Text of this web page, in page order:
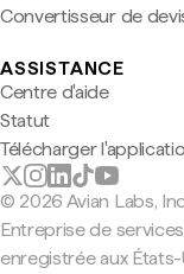
Convertisseur de
ASSISTANCE
Centre d'aide
Statut
Télécharger
© 2026 Avian Labs, Inc
Entreprise de
enregistrée aux États-